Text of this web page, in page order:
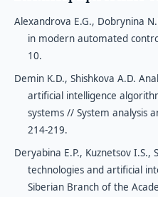
Alexandrova E.G., Dobrynina
in modern automated
10.
Demin K.D., Shishkova A.D.
artificial intelligence
systems // System analysis
214-219.
Deryabina E.P., Kuznetsov I.S.,
technologies and artificial
Siberian Branch of the